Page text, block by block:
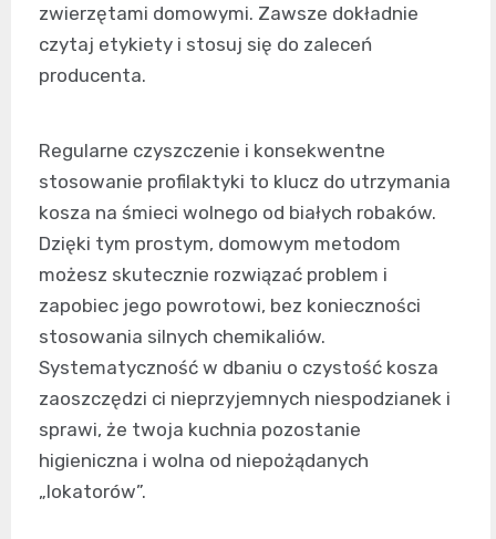
zwierzętami domowymi. Zawsze dokładnie
czytaj etykiety i stosuj się do zaleceń
producenta.
Regularne czyszczenie i konsekwentne
stosowanie profilaktyki to klucz do utrzymania
kosza na śmieci wolnego od białych robaków.
Dzięki tym prostym, domowym metodom
możesz skutecznie rozwiązać problem i
zapobiec jego powrotowi, bez konieczności
stosowania silnych chemikaliów.
Systematyczność w dbaniu o czystość kosza
zaoszczędzi ci nieprzyjemnych niespodzianek i
sprawi, że twoja kuchnia pozostanie
higieniczna i wolna od niepożądanych
„lokatorów”.